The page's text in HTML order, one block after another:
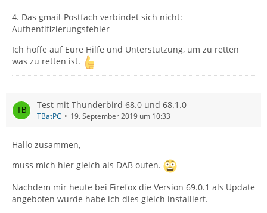
4. Das gmail-Postfach verbindet sich nicht:
Authentifizierungsfehler
Ich hoffe auf Eure Hilfe und Unterstützung, um zu retten
was zu retten ist.
Test mit Thunderbird 68.0 und 68.1.0
TBatPC 19. September 2019 um 10:33
Hallo zusammen,
muss mich hier gleich als DAB outen.
Nachdem mir heute bei Firefox die Version 69.0.1 als Update
angeboten wurde habe ich dies gleich installiert.